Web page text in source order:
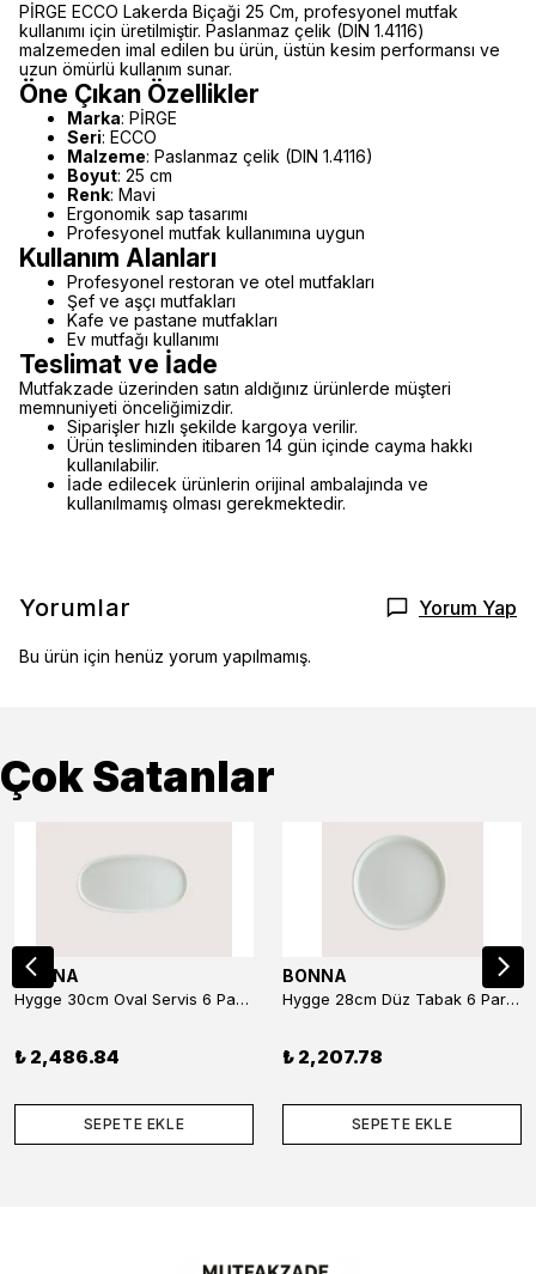
PİRGE ECCO Lakerda Biçaği 25 Cm, profesyonel mutfak
kullanımı için üretilmiştir. Paslanmaz çelik (DIN 1.4116)
malzemeden imal edilen bu ürün, üstün kesim performansı ve
uzun ömürlü kullanım sunar.
Öne Çıkan Özellikler
Marka: PİRGE
Seri: ECCO
Malzeme: Paslanmaz çelik (DIN 1.4116)
Boyut: 25 cm
Renk: Mavi
Ergonomik sap tasarımı
Profesyonel mutfak kullanımına uygun
Kullanım Alanları
Profesyonel restoran ve otel mutfakları
Şef ve aşçı mutfakları
Kafe ve pastane mutfakları
Ev mutfağı kullanımı
Teslimat ve İade
Mutfakzade üzerinden satın aldığınız ürünlerde müşteri
memnuniyeti önceliğimizdir.
Siparişler hızlı şekilde kargoya verilir.
Ürün tesliminden itibaren 14 gün içinde cayma hakkı
kullanılabilir.
İade edilecek ürünlerin orijinal ambalajında ve
kullanılmamış olması gerekmektedir.
Yorumlar Yorum Yap
Bu ürün için henüz yorum yapılmamış.
Çok Satanlar
BONNA
Hygge 30cm Oval Servis 6 Parça
₺ 2,486.84
SEPETE EKLE
BONNA
Hygge 28cm Düz Tabak 6 Parça
₺ 2,207.78
SEPETE EKLE